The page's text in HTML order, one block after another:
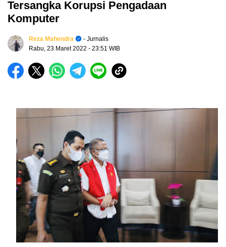
Tersangka Korupsi Pengadaan
Komputer
Reza Mahendra
- Jurnalis
Rabu, 23 Maret 2022 - 23:51 WIB